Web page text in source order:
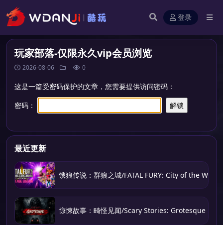
登录
玩家部落-仅限永久vip会员浏览
2026-08-06 0
这是一篇受密码保护的文章，您需要提供访问密码：
密码：
最近更新
饿狼传说：群狼之城/FATAL FURY: City of the
惊悚故事：畸怪见闻/Scary Stories: Grotesque